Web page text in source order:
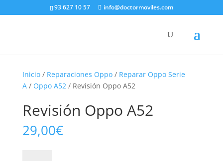
93 627 10 57 info@doctormoviles.com
Inicio/ Reparaciones Oppo/ Reparar Oppo Serie
A/ Oppo A52/ Revisión Oppo A52
Revisión Oppo A52
29,00€